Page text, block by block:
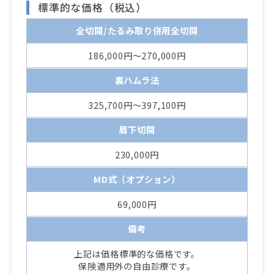
標準的な価格（税込）
全切開/たるみ取り併用全切開
186,000円～270,000円
裏ハムラ法
325,700円～397,100円
眉下切開
230,000円
MD式（オプション）
69,000円
備考
上記は価格標準的な価格です。
保険適用外の自由診療です。